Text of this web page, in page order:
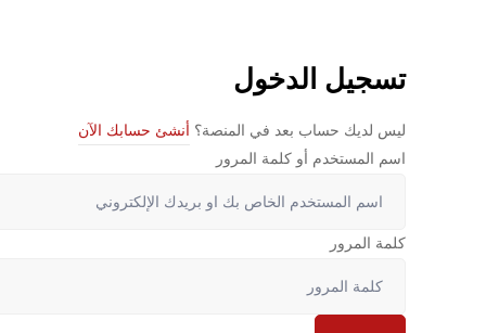
تسجيل الدخول
ليس لديك حساب بعد في المنصة؟
أنشئ حسابك الآن
اسم المستخدم أو كلمة المرور
كلمة المرور